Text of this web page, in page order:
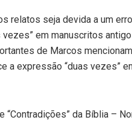
relatos seja devida a um
em manuscritos
de Marcos
a expressão “duas vezes”
“Contradições” da Bíblia –